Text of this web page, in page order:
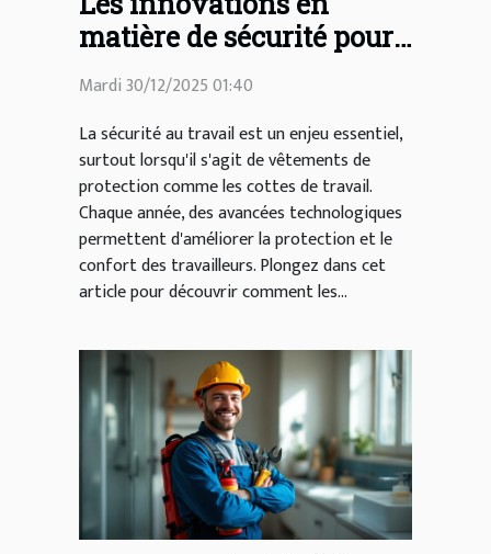
matière de sécurité pour
les cottes de travail ?
Mardi 30/12/2025 01:40
La sécurité au travail est un enjeu essentiel,
surtout lorsqu'il s'agit de vêtements de
protection comme les cottes de travail.
Chaque année, des avancées technologiques
permettent d'améliorer la protection et le
confort des travailleurs. Plongez dans cet
article pour découvrir comment les...